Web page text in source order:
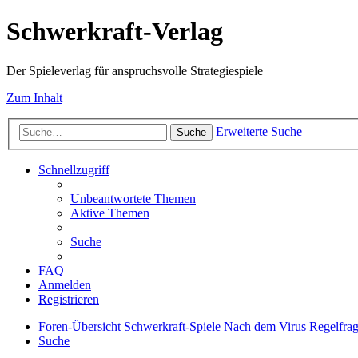
Schwerkraft-Verlag
Der Spieleverlag für anspruchsvolle Strategiespiele
Zum Inhalt
Suche Erweiterte Suche
Schnellzugriff
Unbeantwortete Themen
Aktive Themen
Suche
FAQ
Anmelden
Registrieren
Foren-Übersicht Schwerkraft-Spiele Nach dem Virus
Suche